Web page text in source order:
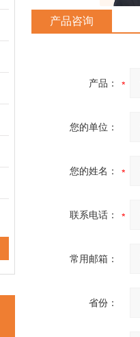
产品咨询
产品：
您的单位：
您的姓名：
联系电话：
常用邮箱：
省份：